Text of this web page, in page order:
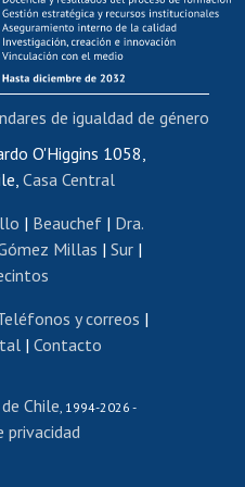
os
de capacitación
personal
interna
de renta
honorarios
blancas
os
de títulos
de Movilidad Estudiantil
español
O'Higgins 1058,
Casa Central
| Beauchef| Dra.
Millas | Sur |
y correos |
| Contacto
Chile, 1994-2026 -
privacidad
de igualdad de género